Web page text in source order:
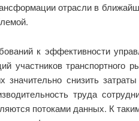
отрасли в
к эффективности
участников
значительно снизить
труда
потоками данных. К